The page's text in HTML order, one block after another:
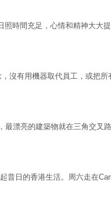
時間充足，心情和精神大大
沒有用機器取代員工，或把
最漂亮的建築物就在三角交叉
昔日的香港生活。周六走在